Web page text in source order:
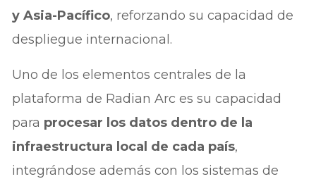
y Asia-Pacífico, reforzando su capacidad de
despliegue internacional.
Uno de los elementos centrales de la
plataforma de Radian Arc es su capacidad
para procesar los datos dentro de la
infraestructura local de cada país,
integrándose además con los sistemas de